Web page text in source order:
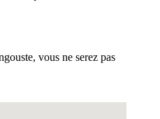
vous ne serez pas